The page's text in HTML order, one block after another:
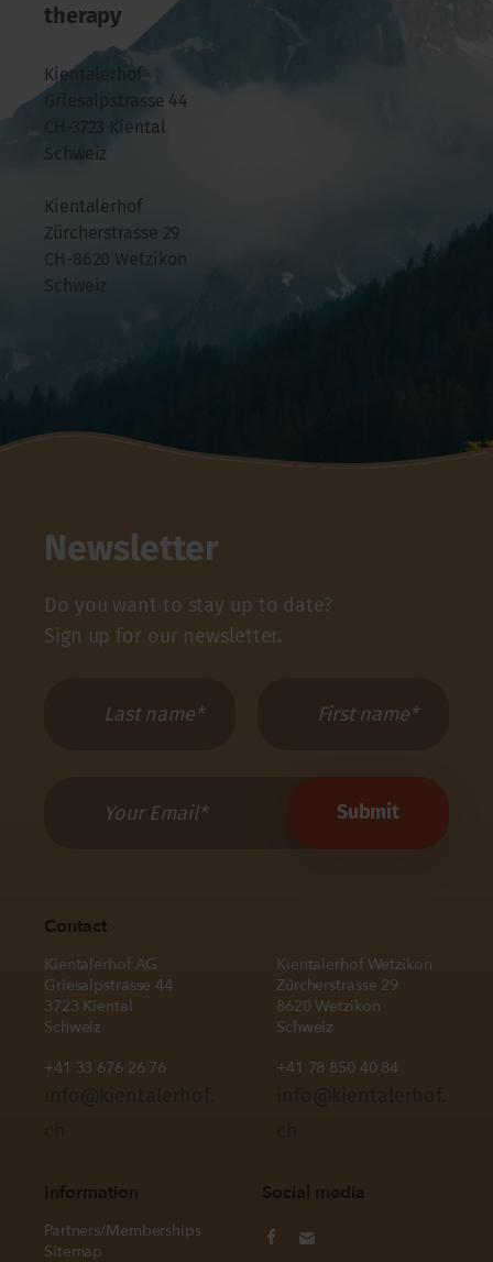
therapy
Kientalerhof
Griesalpstrasse 44
CH-3723 Kiental
Schweiz
Kientalerhof
Zürcherstrasse 29
CH-8620 Wetzikon
Schweiz
Newsletter
Do you want to stay up to date?
Sign up for our newsletter.
Contact
Kientalerhof AG
Griesalpstrasse 44
3723 Kiental
Schweiz
+41 33 676 26 76
Kientalerhof Wetzikon
Zürcherstrasse 29
8620 Wetzikon
Schweiz
+41 78 850 40 84
Information
Partners/Memberships
Sitemap
Social media